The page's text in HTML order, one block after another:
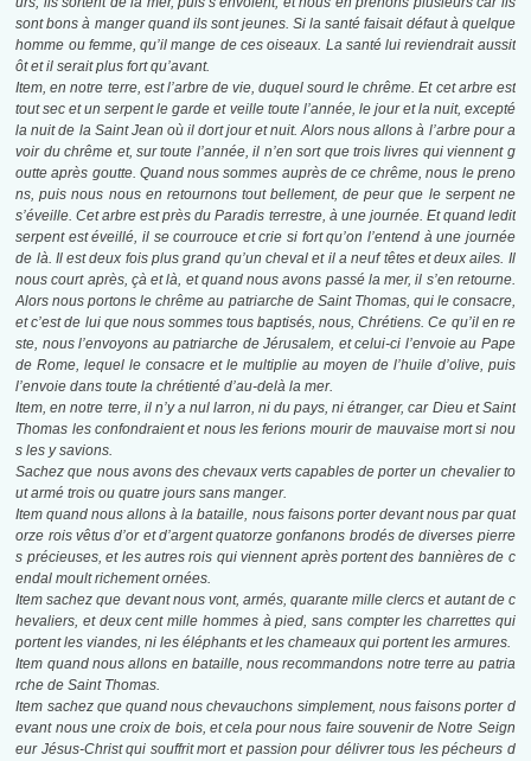
sont bons à manger quand ils sont jeunes. Si la santé faisait défaut à quelque
homme ou femme, qu’il mange de ces oiseaux. La santé lui reviendrait aussit
ôt et il serait plus fort qu’avant.
Item, en notre terre, est l’arbre de vie, duquel sourd le chrême. Et cet arbre est
tout sec et un serpent le garde et veille toute l’année, le jour et la nuit, excepté
la nuit de la Saint Jean où il dort jour et nuit. Alors nous allons à l’arbre pour a
voir du chrême et, sur toute l’année, il n’en sort que trois livres qui viennent g
outte après goutte. Quand nous sommes auprès de ce chrême, nous le preno
ns, puis nous nous en retournons tout bellement, de peur que le serpent ne
s’éveille. Cet arbre est près du Paradis terrestre, à une journée. Et quand ledit
serpent est éveillé, il se courrouce et crie si fort qu’on l’entend à une journée
de là. Il est deux fois plus grand qu’un cheval et il a neuf têtes et deux ailes. Il
nous court après, çà et là, et quand nous avons passé la mer, il s’en retourne.
Alors nous portons le chrême au patriarche de Saint Thomas, qui le consacre,
et c’est de lui que nous sommes tous baptisés, nous, Chrétiens. Ce qu’il en re
ste, nous l’envoyons au patriarche de Jérusalem, et celui-ci l’envoie au Pape
de Rome, lequel le consacre et le multiplie au moyen de l’huile d’olive, puis
l’envoie dans toute la chrétienté d’au-delà la mer.
Item, en notre terre, il n’y a nul larron, ni du pays, ni étranger, car Dieu et Saint
Thomas les confondraient et nous les ferions mourir de mauvaise mort si nou
s les y savions.
Sachez que nous avons des chevaux verts capables de porter un chevalier to
ut armé trois ou quatre jours sans manger.
Item quand nous allons à la bataille, nous faisons porter devant nous par quat
orze rois vêtus d’or et d’argent quatorze gonfanons brodés de diverses pierre
s précieuses, et les autres rois qui viennent après portent des bannières de c
endal moult richement ornées.
Item sachez que devant nous vont, armés, quarante mille clercs et autant de c
hevaliers, et deux cent mille hommes à pied, sans compter les charrettes qui
portent les viandes, ni les éléphants et les chameaux qui portent les armures.
Item quand nous allons en bataille, nous recommandons notre terre au patria
rche de Saint Thomas.
Item sachez que quand nous chevauchons simplement, nous faisons porter d
evant nous une croix de bois, et cela pour nous faire souvenir de Notre Seign
eur Jésus-Christ qui souffrit mort et passion pour délivrer tous les pécheurs d